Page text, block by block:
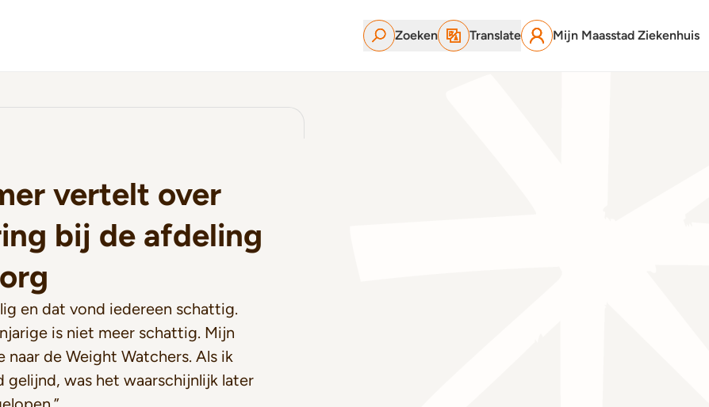
Zoeken Translate Mijn Maasstad Ziekenhuis
vertelt over
bij de afdeling
en dat vond iedereen schattig.
is niet meer schattig. Mijn
naar de Weight Watchers. Als ik
gelijnd, was het waarschijnlijk later